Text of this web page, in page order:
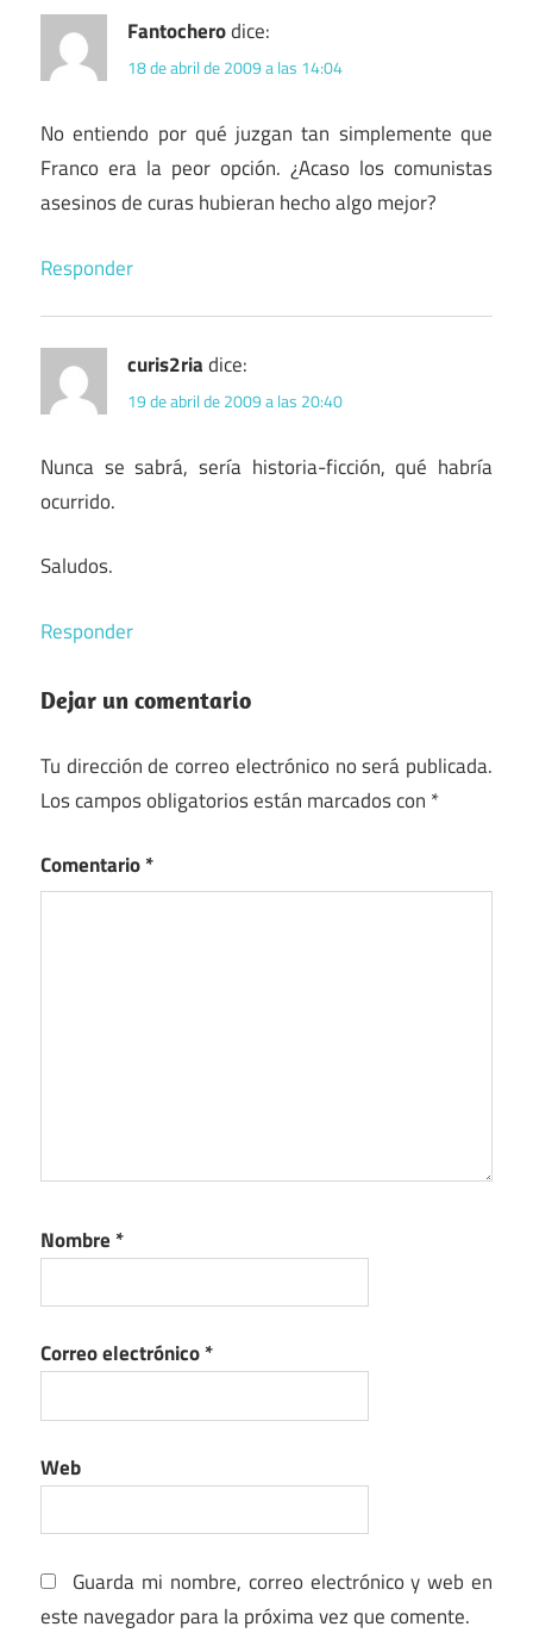
Fantocherodice:
18 de abril de 2009 a las 14:04
No entiendo por qué juzgan tan simplemente que
Franco era la peor opción. ¿Acaso los comunistas
asesinos de curas hubieran hecho algo mejor?
Responder
curis2riadice:
19 de abril de 2009 a las 20:40
Nunca se sabrá, sería historia-ficción, qué habría
ocurrido.
Saludos.
Responder
Dejar un comentario
Tu dirección de correo electrónico no será publicada.
Los campos obligatorios están marcados con *
Comentario*
Nombre *
Correo electrónico*
Web
Guarda mi nombre, correo electrónico y web en
este navegador para la próxima vez que comente.